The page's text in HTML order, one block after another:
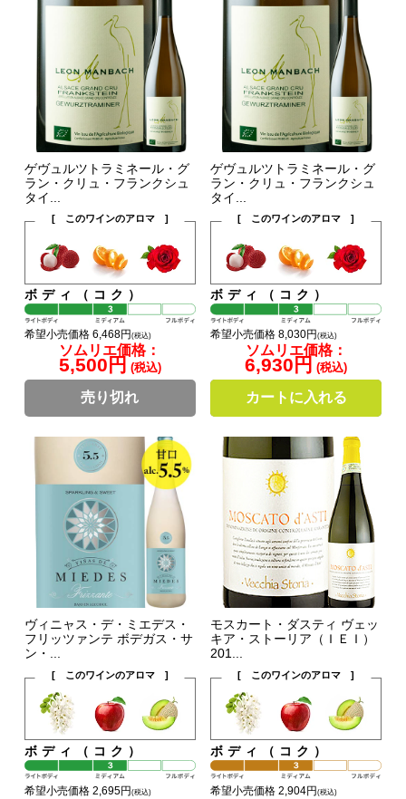
ゲヴュルツトラミネール・グ
ラン・クリュ・フランクシュ
タイ...
[ このワインのアロマ ]
ボディ（コク）
希望小売価格 6,468円 (税込)
ソムリエ価格：
5,500円 (税込)
売り切れ
ゲヴュルツトラミネール・グ
ラン・クリュ・フランクシュ
タイ...
[ このワインのアロマ ]
ボディ（コク）
希望小売価格 8,030円(税込)
ソムリエ価格：
6,930円 (税込)
カートに入れる
ヴィニャス・デ・ミエデス・
フリッツァンテ ボデガス・サ
ン・...
[ このワインのアロマ ]
ボディ（コク）
希望小売価格 2,695円(税込)
モスカート・ダスティ ヴェッ
キア・ストーリア（ＩＥＩ）
201...
[ このワインのアロマ ]
ボディ（コク）
希望小売価格 2,904円(税込)